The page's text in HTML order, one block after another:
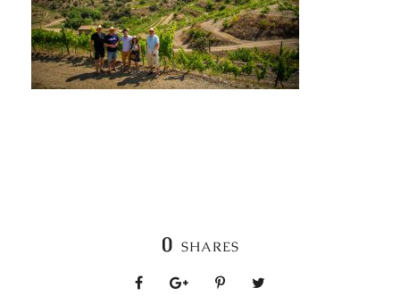
0 SHARES